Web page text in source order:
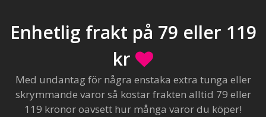
Enhetlig frakt på 79 eller 119
kr
Med undantag för några enstaka extra tunga eller
skrymmande varor så kostar frakten alltid 79 eller
119 kronor oavsett hur många varor du köper!